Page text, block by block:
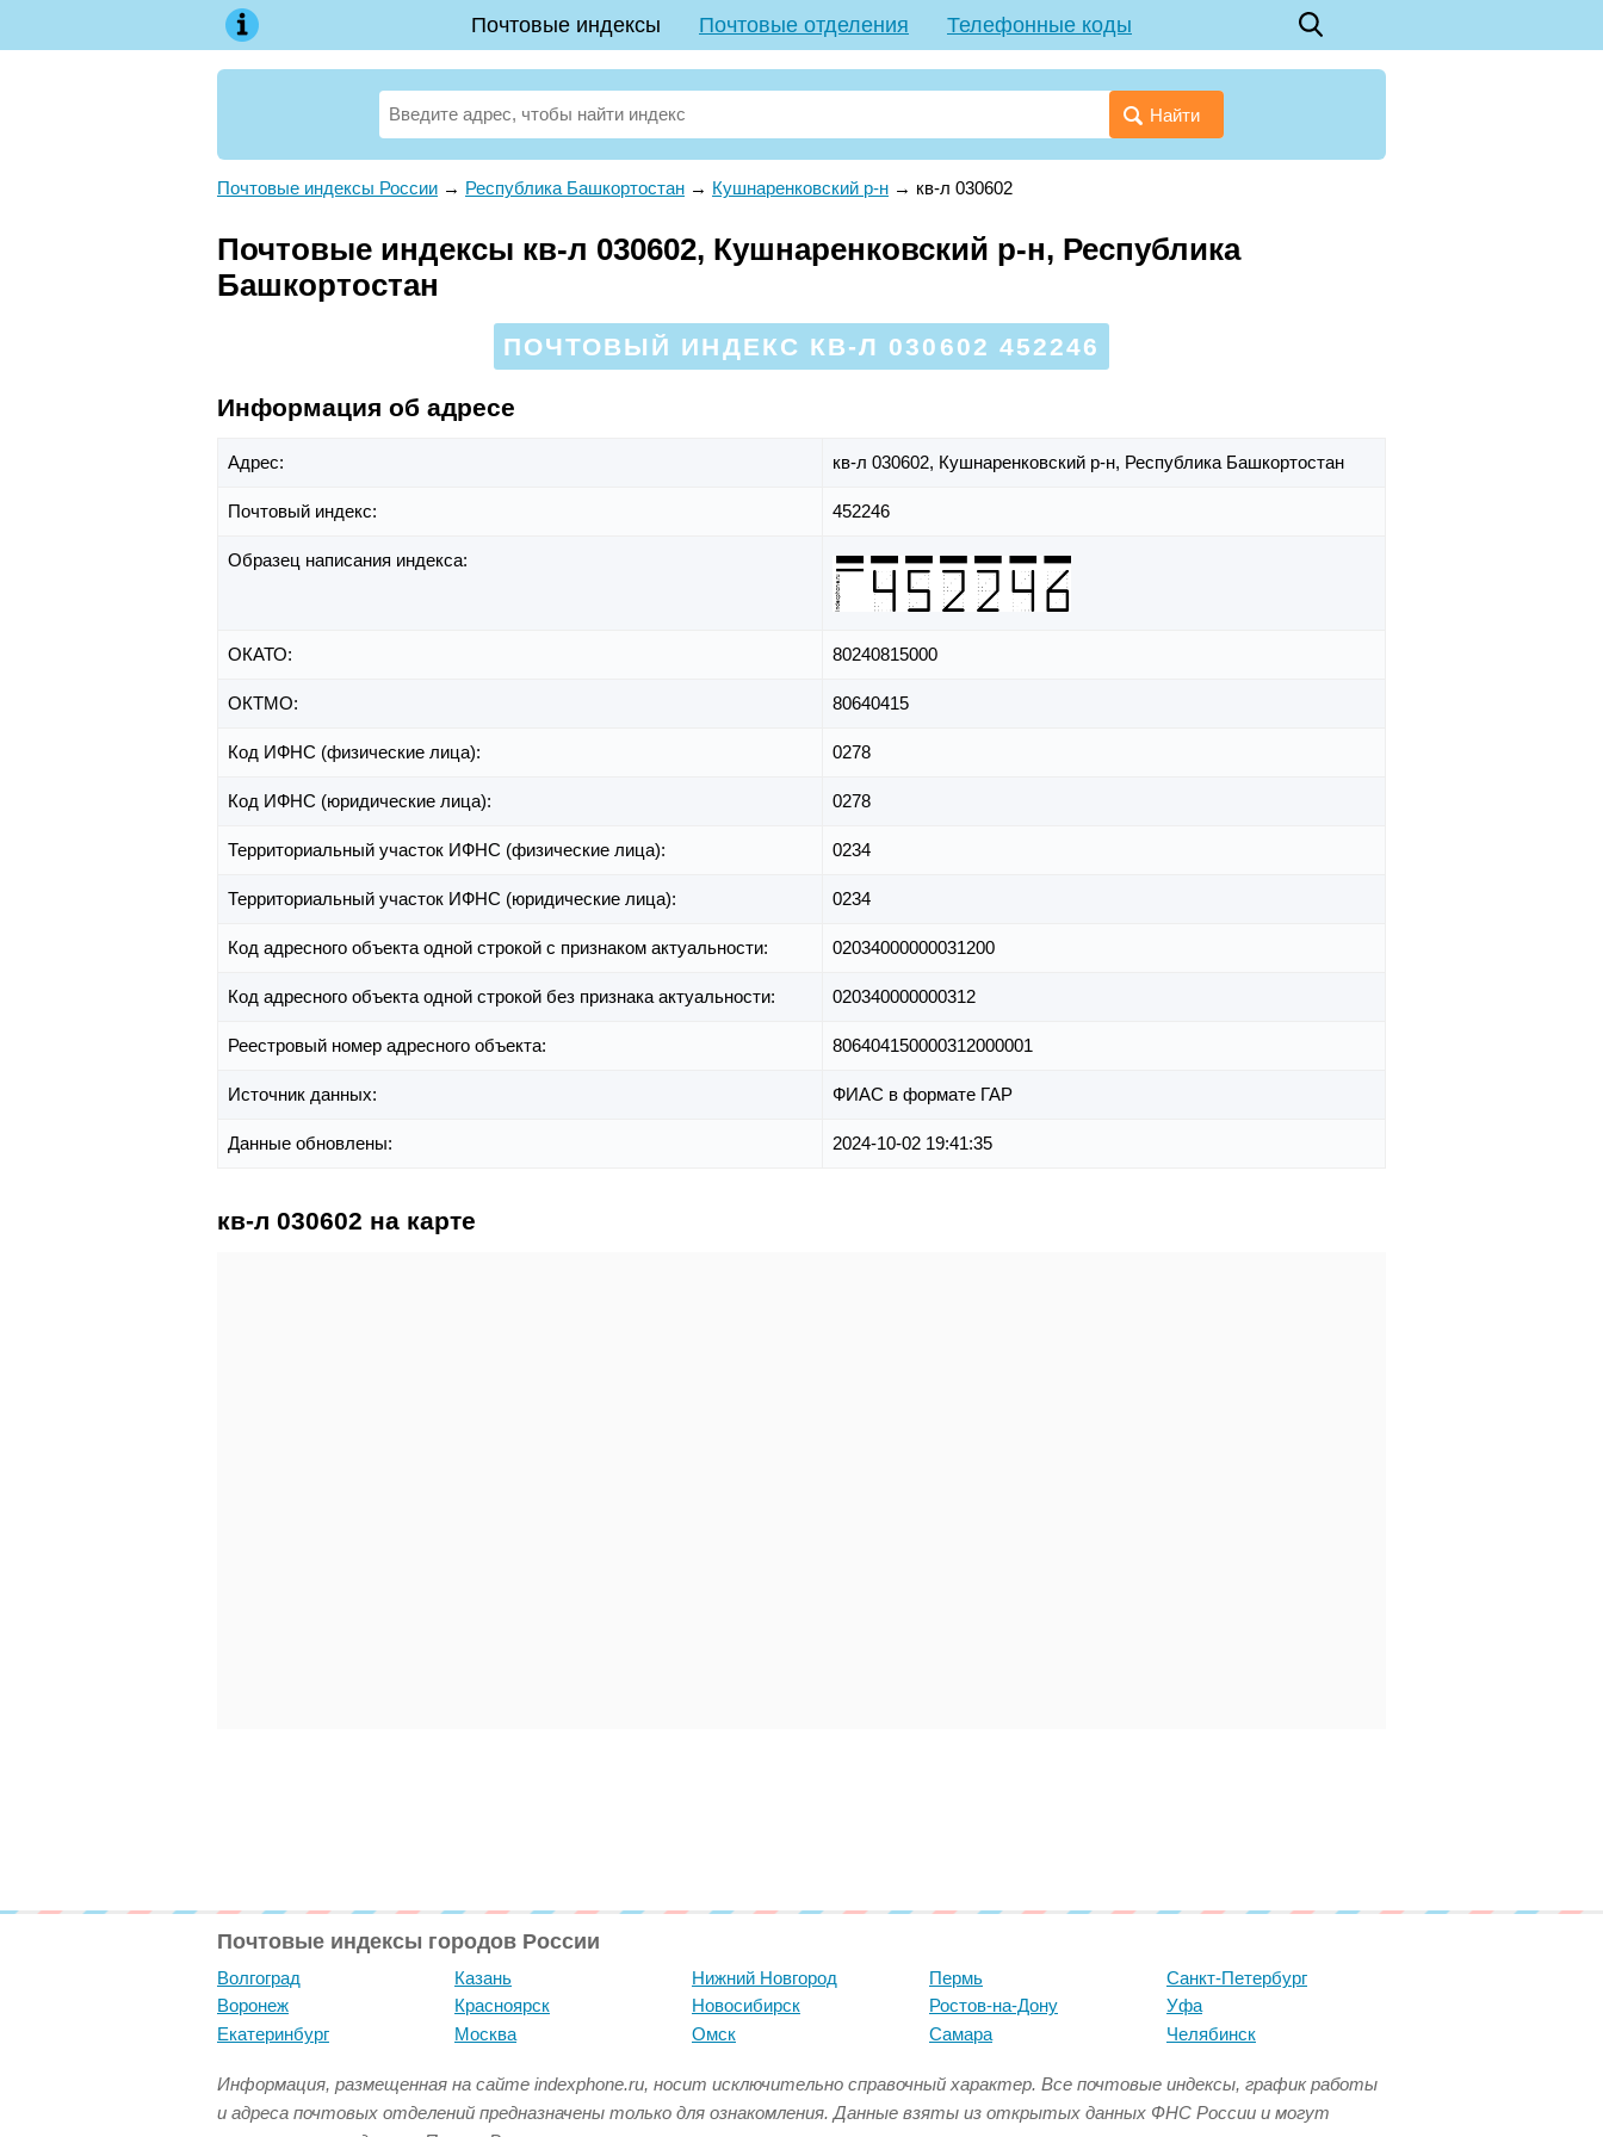
Почтовые индексы Почтовые отделения Телефонные коды
Найти
Почтовые индексы России → Республика Башкортостан → Кушнаренковский р-н → кв-л 030602
Почтовые индексы кв-л 030602, Кушнаренковский р-н, Республика
Башкортостан
ПОЧТОВЫЙ ИНДЕКС КВ-Л 030602 452246
Информация об адресе
Адрес: кв-л 030602, Кушнаренковский р-н, Республика Башкортостан
Почтовый индекс: 452246
Образец написания индекса:
ОКАТО: 80240815000
ОКТМО: 80640415
Код ИФНС (физические лица): 0278
Код ИФНС (юридические лица): 0278
Территориальный участок ИФНС (физические лица): 0234
Территориальный участок ИФНС (юридические лица): 0234
Код адресного объекта одной строкой с признаком актуальности: 02034000000031200
Код адресного объекта одной строкой без признака актуальности: 020340000000312
Реестровый номер адресного объекта: 806404150000312000001
Источник данных: ФИАС в формате ГАР
Данные обновлены: 2024-10-02 19:41:35
кв-л 030602 на карте
Почтовые индексы городов России
Волгоград
Воронеж
Екатеринбург
Казань
Красноярск
Москва
Нижний Новгород
Новосибирск
Омск
Пермь
Ростов-на-Дону
Самара
Санкт-Петербург
Уфа
Челябинск
Информация, размещенная на сайте indexphone.ru, носит исключительно справочный характер. Все почтовые индексы, график работы
и адреса почтовых отделений предназначены только для ознакомления. Данные взяты из открытых данных ФНС России и могут